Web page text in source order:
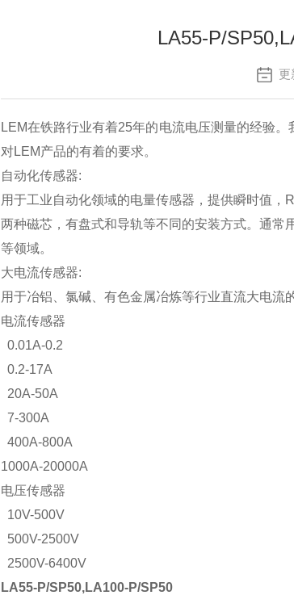
LA55-P/
LEM在铁路行业有着25年的电流电压测量的经验
对LEM产品的有着的要求。
自动化传感器:
用于工业自动化领域的电量传感器，提供瞬时值
两种磁芯，有盘式和导轨等不同的安装方式。通常
等领域。
大电流传感器:
用于冶铝、氯碱、有色金属冶炼等行业直流大电
电流传感器
0.01A-0.2
0.2-17A
20A-50A
7-300A
400A-800A
1000A-20000A
电压传感器
10V-500V
500V-2500V
2500V-6400V
LA55-P/SP50,LA100-P/SP50